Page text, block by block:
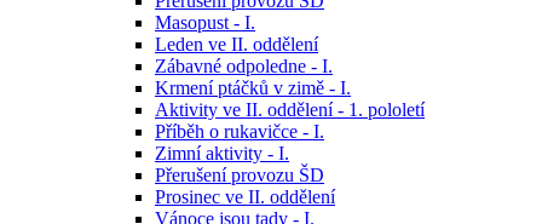
Masopust - I.
Leden ve II. oddělení
Zábavné odpoledne - I.
Krmení ptáčků v zimě - I.
Aktivity ve II. oddělení - 1. pololetí
Příběh o rukavičce - I.
Zimní aktivity - I.
Přerušení provozu ŠD
Prosinec ve II. oddělení
Vánoce jsou tady - I.